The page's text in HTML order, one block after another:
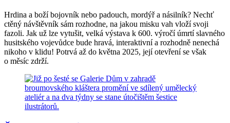
Hrdina a boží bojovník nebo padouch, mordýř a násilník? Nechť
ctěný návštěvník sám rozhodne, na jakou misku vah vloží svoji
fazoli. Jak už lze vytušit, velká výstava k 600. výročí úmrtí slavného
husitského vojevůdce bude hravá, interaktivní a rozhodně nenechá
nikoho v klidu! Potrvá až do května 2025, její otevření se však
o měsíc zdrží.